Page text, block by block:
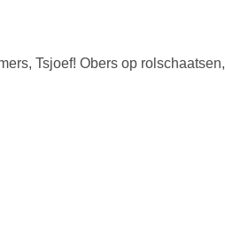
Tsjoef! Obers op rolschaatsen,